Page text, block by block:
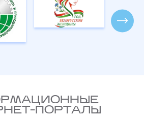
ПОРТАЛЫ